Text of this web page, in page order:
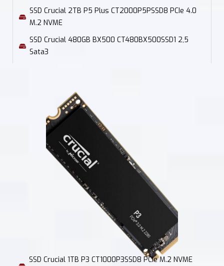
SSD Crucial 2TB P5 Plus CT2000P5PSSD8 PCIe 4.0
M.2 NVME
SSD Crucial 480GB BX500 CT480BX500SSD1 2,5
Sata3
SSD Crucial 1TB P3 CT1000P3SSD8 PCIe M.2 NVME